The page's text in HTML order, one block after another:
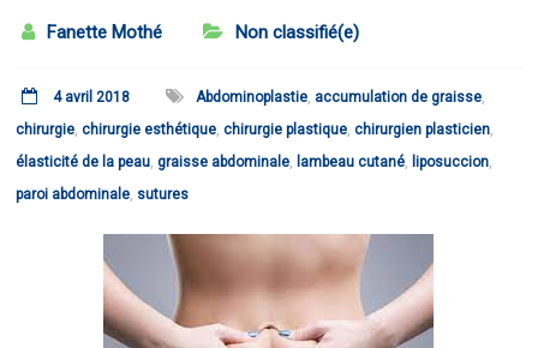
Fanette Mothé Non classifié(e)
4 avril 2018 Abdominoplastie, accumulation de graisse,
chirurgie,chirurgie esthétique,chirurgie plastique,chirurgien plasticien,
élasticité de la peau,graisse abdominale, lambeau cutané, liposuccion,
paroi abdominale, sutures